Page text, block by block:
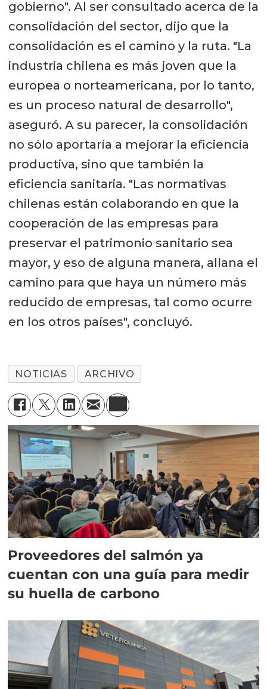
gobierno". Al ser consultado acerca de la
consolidación del sector, dijo que la
consolidación es el camino y la ruta. "La
industria chilena es más joven que la
europea o norteamericana, por lo tanto,
es un proceso natural de desarrollo",
aseguró. A su parecer, la consolidación
no sólo aportaría a mejorar la eficiencia
productiva, sino que también la
eficiencia sanitaria. "Las normativas
chilenas están colaborando en que la
cooperación de las empresas para
preservar el patrimonio sanitario sea
mayor, y eso de alguna manera, allana el
camino para que haya un número más
reducido de empresas, tal como ocurre
en los otros países", concluyó.
NOTICIAS ARCHIVO
Proveedores del salmón ya
cuentan con una guía para medir
su huella de carbono